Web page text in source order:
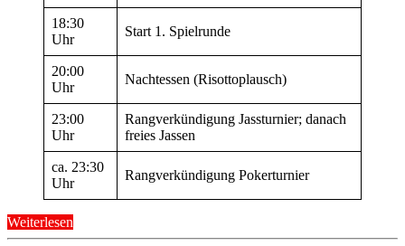
18:30
Uhr
Start 1. Spielrunde
20:00
Uhr
Nachtessen (Risottoplausch)
23:00
Uhr
Rangverkündigung Jassturnier; danach
freies Jassen
ca. 23:30
Uhr
Rangverkündigung Pokerturnier
Weiterlesen
und